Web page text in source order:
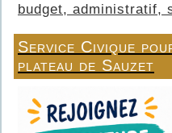
budget, administratif,
Service Civique
plateau de Sauzet